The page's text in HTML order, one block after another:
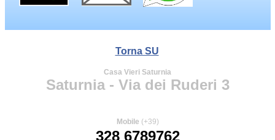
Torna SU
Casa Vieri Saturnia
Saturnia - Via dei Ruderi 3
Mobile (+39)
328 6789762